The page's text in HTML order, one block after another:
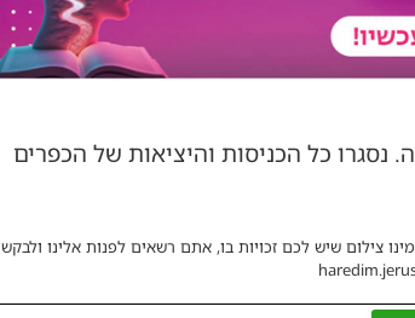
כל הכניסות והיציאות של הכפרים
צילום שיש לכם זכויות בו, אתם רשאים לפנות אלינו ולבקש